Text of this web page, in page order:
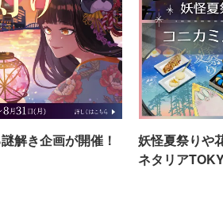
解き企画が開催！
妖怪夏祭りや
ネタリア